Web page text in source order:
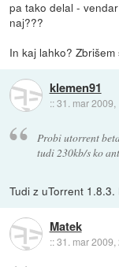
pa tako delal -
naj???
In kaj lahko?
klemen91
::31. mar 2009,
Probi utorrent
tudi 230kb/s ko
Tudi z uTorrent
Matek
::31. mar 2009,